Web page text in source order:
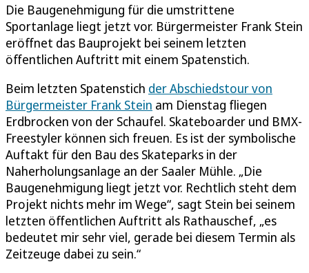
Die Baugenehmigung für die umstrittene
Sportanlage liegt jetzt vor. Bürgermeister Frank Stein
eröffnet das Bauprojekt bei seinem letzten
öffentlichen Auftritt mit einem Spatenstich.
Beim letzten Spatenstich der Abschiedstour von
Bürgermeister Frank Stein am Dienstag fliegen
Erdbrocken von der Schaufel. Skateboarder und BMX-
Freestyler können sich freuen. Es ist der symbolische
Auftakt für den Bau des Skateparks in der
Naherholungsanlage an der Saaler Mühle. „Die
Baugenehmigung liegt jetzt vor. Rechtlich steht dem
Projekt nichts mehr im Wege“, sagt Stein bei seinem
letzten öffentlichen Auftritt als Rathauschef, „es
bedeutet mir sehr viel, gerade bei diesem Termin als
Zeitzeuge dabei zu sein.“